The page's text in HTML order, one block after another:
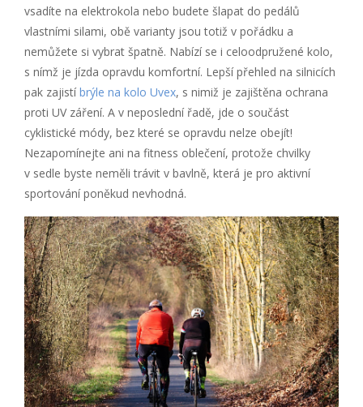
vsadíte na elektrokola nebo budete šlapat do pedálů
vlastními silami, obě varianty jsou totiž v pořádku a
nemůžete si vybrat špatně. Nabízí se i celoodpružené kolo,
s nímž je jízda opravdu komfortní. Lepší přehled na silnicích
pak zajistíbrýle na kolo Uvex, s nimiž je zajištěna ochrana
proti UV záření. A v neposlední řadě, jde o součást
cyklistické módy, bez které se opravdu nelze obejít!
Nezapomínejte ani na fitness oblečení, protože chvilky
v sedle byste neměli trávit v bavlně, která je pro aktivní
sportování poněkud nevhodná.